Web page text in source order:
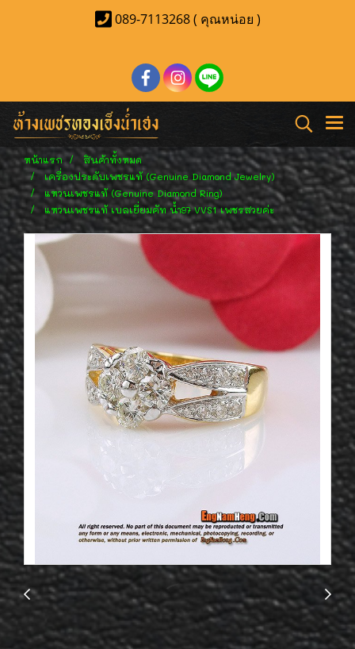
089-7113268 ( คุณหน่อย )
หน้าแรก
สินค้าทั้งหมด
เครื่องประดับเพชรแท้ (Genuine Diamond Jewelry)
แหวนเพชรแท้ (Genuine Diamond Ring)
แหวนเพชรแท้ เบลเยี่ยมคัท น้ำ97 VVS1 เพชรสวยค่ะ